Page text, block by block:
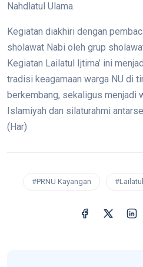
Nahdlatul Ulama.
Kegiatan diakhiri dengan
sholawat Nabi oleh grup
Kegiatan Lailatul Ijtima’ ini
tradisi keagamaan warga NU di
berkembang, sekaligus menjadi
Islamiyah dan silaturahmi
(Har)
#PRNU Kayangan